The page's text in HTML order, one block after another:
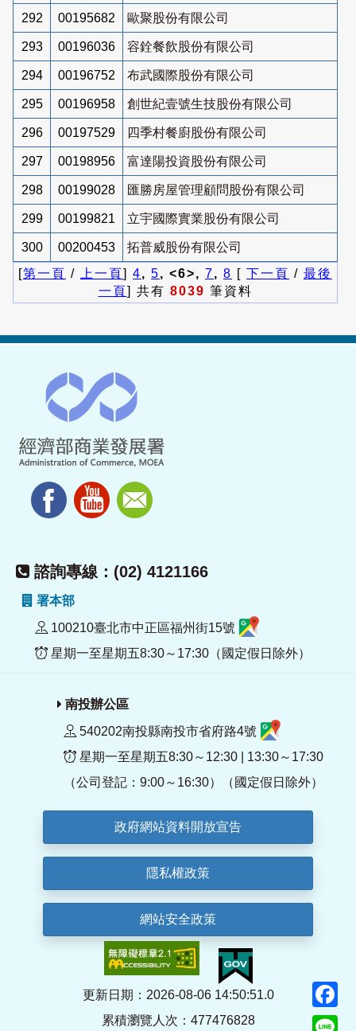
292 00195682 歐聚股份有限公司
293 00196036 容銓餐飲股份有限公司
294 00196752 布武國際股份有限公司
295 00196958 創世紀壹號生技股份有限公司
296 00197529 四季村餐廚股份有限公司
297 00198956 富達陽投資股份有限公司
298 00199028 匯勝房屋管理顧問股份有限公司
299 00199821 立宇國際實業股份有限公司
300 00200453
拓普威股份有限公司
[第一頁 / 上一頁] 4, 5, <6>, 7, 8 [ 下一頁 / 最後
一頁] 共有 8039 筆資料
諮詢專線：(02) 4121166
署本部
100210臺北市中正區福州街15號
星期一至星期五8:30～17:30（國定假日除外）
南投辦公區
540202南投縣南投市省府路4號
星期一至星期五8:30～12:30 | 13:30～17:30
（公司登記：9:00～16:30）（國定假日除外）
政府網站資料開放宣告
隱私權政策
網站安全政策
更新日期：2026-08-06 14:50:51.0
累積瀏覽人次：477476828